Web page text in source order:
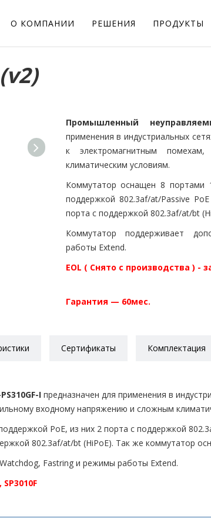
О КОМПАНИИ РЕШЕНИЯ ПРОДУКТЫ
Промышленный
применения в индустриальных
к электромагнитным
климатическим условиям.
Коммутатор оснащен 8 портами
поддержкой 802.3af/at/Passive
порта с поддержкой 802.3af/at/bt
Коммутатор поддерживает
работы Extend.
EOL ( Снято с производства ) -
Гарантия — 60мес.
Сертификаты Комплектация
I предназначен для применения в
входному напряжению и сложным
PoE, из них 2 порта с поддержкой
802.3af/at/bt (HiPoE). Так же коммутатор
Fastring и режимы работы Extend.
, SP3010F